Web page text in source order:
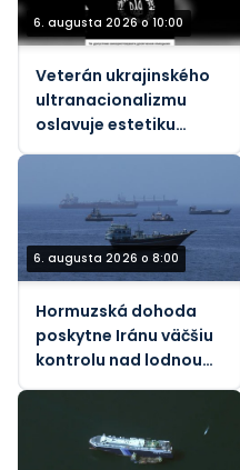
6. augusta 2026 o 10:00
Veterán ukrajinského
ultranacionalizmu
oslavuje estetiku
nacistickej éry
6. augusta 2026 o 8:00
Hormuzská dohoda
poskytne Iránu väčšiu
kontrolu nad lodnou
dopravou – Axios